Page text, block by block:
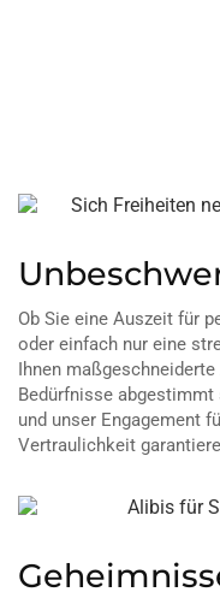
Ob Sie eine Auszeit für
oder einfach nur eine
Ihnen
Bedürfnisse abgestimmt
und unser Engagement
Vertraulichkeit